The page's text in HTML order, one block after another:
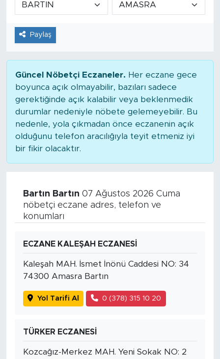
Paylaş
Güncel Nöbetçi Eczaneler. Her eczane gece
boyunca açık olmayabilir, bazıları sadece
gerektiğinde açık kalabilir veya beklenmedik
durumlar nedeniyle nöbete gelemeyebilir. Bu
nedenle, yola çıkmadan önce eczanenin açık
olduğunu telefon aracılığıyla teyit etmeniz iyi
bir fikir olacaktır.
Bartın Bartın 07 Ağustos 2026 Cuma
nöbetçi eczane adres, telefon ve
konumları
ECZANE KALEŞAH ECZANESİ
Kaleşah MAH. İsmet İnönü Caddesi NO: 34
74300 Amasra Bartın
Yol Tarifi Al 0 (378) 315 10 20
TÜRKER ECZANESİ
Kozcağız-Merkez MAH. Yeni Sokak NO: 2
Tarihçe
Resmi İlanlar
Foto Şaka
Politika